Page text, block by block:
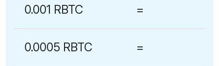
0.001 RBTC =
0.0005 RBTC =